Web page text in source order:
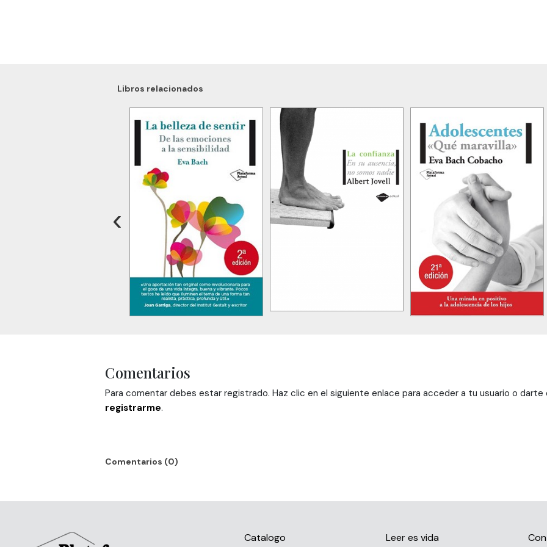
Libros relacionados
‹
Comentarios
Para comentar debes estar registrado. Haz clic en el siguiente enlace para acceder a tu usuario o
registrarme.
Comentarios (0)
Catalogo
Leer es vida